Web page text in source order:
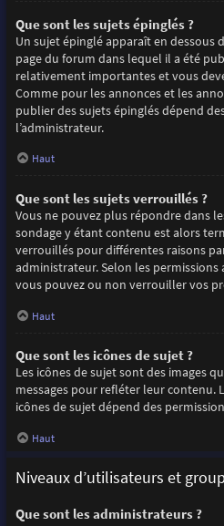
Que sont les sujets épinglés ?
Un sujet épinglé apparaît en dessous
page du forum dans lequel il a été
relativement importantes et vous
Comme pour les annonces et les
publier des sujets épinglés dépend
l’administrateur.
Haut
Que sont les sujets verrouillés ?
Vous ne pouvez plus répondre dans
sondage y étant contenu est alors
verrouillés pour différentes raisons
administrateur. Selon les permissions
vous pouvez ou non verrouiller vos
Haut
Que sont les icônes de sujet ?
Les icônes de sujet sont des images
messages pour refléter leur contenu.
icônes de sujet dépend des
Haut
Niveaux d’utilisateurs et
Que sont les administrateurs ?